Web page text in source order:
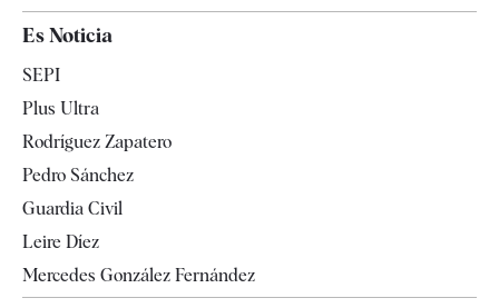
España
Televisión
Es Noticia
SEPI
Plus Ultra
Rodríguez Zapatero
Pedro Sánchez
Guardia Civil
Leire Díez
Mercedes González Fernández